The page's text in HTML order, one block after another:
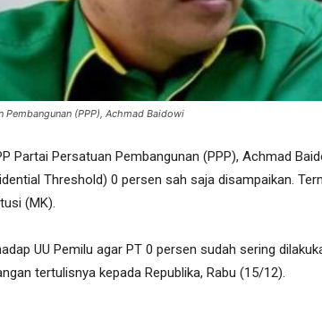
Pembangunan (PPP), Achmad Baidowi
Partai Persatuan Pembangunan (PPP), Achmad
Threshold) 0 persen sah saja disampaikan.
(MK).
UU Pemilu agar PT 0 persen sudah sering
tertulisnya kepada Republika, Rabu (15/12).